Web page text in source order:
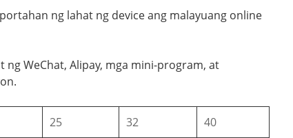
ng lahat ng device ang malayuang online
WeChat, Alipay, mga mini-program, at
25 32 40